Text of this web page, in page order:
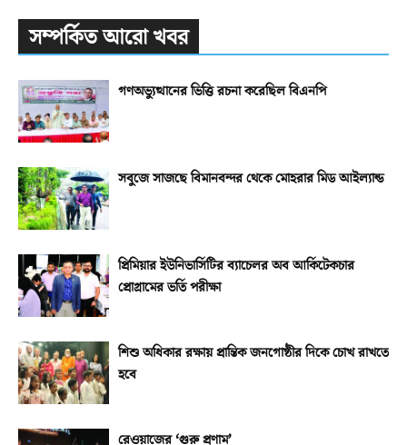
সম্পর্কিত আরো খবর
গণঅভ্যুত্থানের ভিত্তি রচনা করেছিল বিএনপি
সবুজে সাজছে বিমানবন্দর থেকে মোহরার মিড আইল্যান্ড
প্রিমিয়ার ইউনিভার্সিটির ব্যাচেলর অব আর্কিটেকচার
প্রোগ্রামের ভর্তি পরীক্ষা
শিশু অধিকার রক্ষায় প্রান্তিক জনগোষ্ঠীর দিকে চোখ রাখতে
হবে
রেওয়াজের ‘গুরু প্রণাম’